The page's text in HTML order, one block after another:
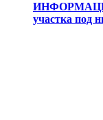
участка под